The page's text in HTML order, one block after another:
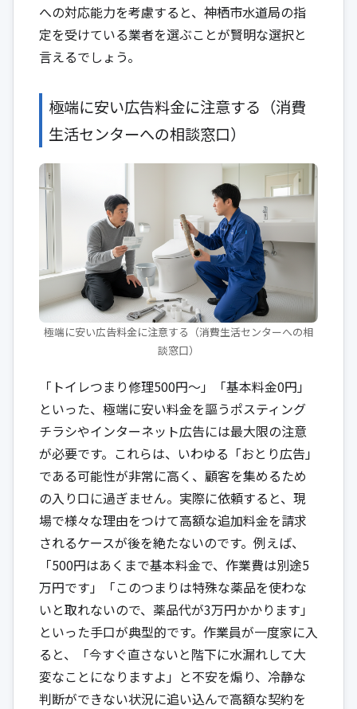
への対応能力を考慮すると、神栖市水道局の指
定を受けている業者を選ぶことが賢明な選択と
言えるでしょう。
極端に安い広告料金に注意する（消費
生活センターへの相談窓口）
極端に安い広告料金に注意する（消費生活センターへの相
談窓口）
「トイレつまり修理500円～」「基本料金0円」
といった、極端に安い料金を謳うポスティング
チラシやインターネット広告には最大限の注意
が必要です。これらは、いわゆる「おとり広告」
である可能性が非常に高く、顧客を集めるため
の入り口に過ぎません。実際に依頼すると、現
場で様々な理由をつけて高額な追加料金を請求
されるケースが後を絶たないのです。例えば、
「500円はあくまで基本料金で、作業費は別途5
万円です」「このつまりは特殊な薬品を使わな
いと取れないので、薬品代が3万円かかります」
といった手口が典型的です。作業員が一度家に入
ると、「今すぐ直さないと階下に水漏れして大
変なことになりますよ」と不安を煽り、冷静な
判断ができない状況に追い込んで高額な契約を